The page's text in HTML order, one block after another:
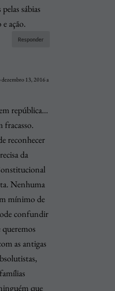
sábias
e ação.
Responder
dezembro 13, 2016 a
república…
fracasso.
reconhecer
da
Nenhuma
mínimo de
confundir
as antigas
que